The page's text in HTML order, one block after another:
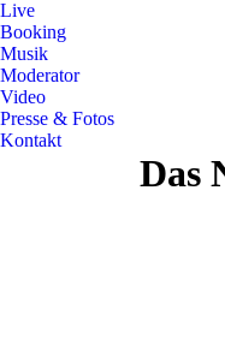
Live
Booking
Musik
Moderator
Video
Presse & Fotos
Kontakt
Das